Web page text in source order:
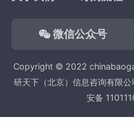
微信公众号
Copyright © 2022
研天下（北京）信息咨询有限公
安备